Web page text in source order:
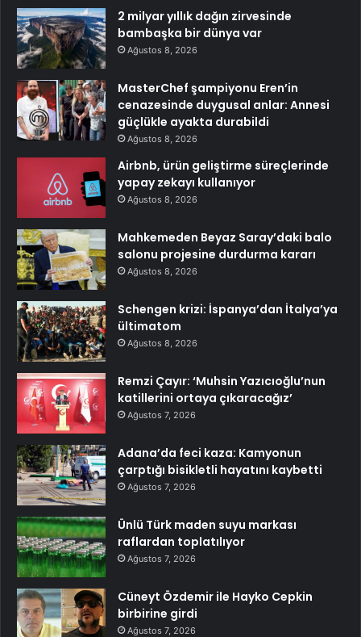
2 milyar yıllık dağın zirvesinde
bambaşka bir dünya var
Ağustos 8, 2026
MasterChef şampiyonu Eren’in
cenazesinde duygusal anlar: Annesi
güçlükle ayakta durabildi
Ağustos 8, 2026
Airbnb, ürün geliştirme süreçlerinde
yapay zekayı kullanıyor
Ağustos 8, 2026
Mahkemeden Beyaz Saray’daki balo
salonu projesine durdurma kararı
Ağustos 8, 2026
Schengen krizi: İspanya’dan İtalya’ya
ültimatom
Ağustos 8, 2026
Remzi Çayır: ‘Muhsin Yazıcıoğlu’nun
katillerini ortaya çıkaracağız’
Ağustos 7, 2026
Adana’da feci kaza: Kamyonun
çarptığı bisikletli hayatını kaybetti
Ağustos 7, 2026
Ünlü Türk maden suyu markası
raflardan toplatılıyor
Ağustos 7, 2026
Cüneyt Özdemir ile Hayko Cepkin
birbirine girdi
Ağustos 7, 2026